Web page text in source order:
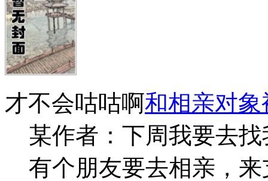
才不会咕咕啊和相亲对
某作者：下周我要去
有个朋友要去相亲，